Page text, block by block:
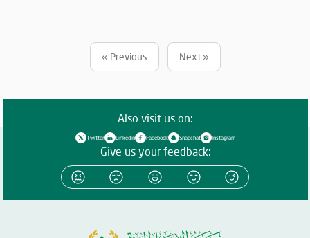
« Previous Next »
Also visit us on:
Twitter Linkedin Facebook Snapchat Instagram
Give us your feedback: